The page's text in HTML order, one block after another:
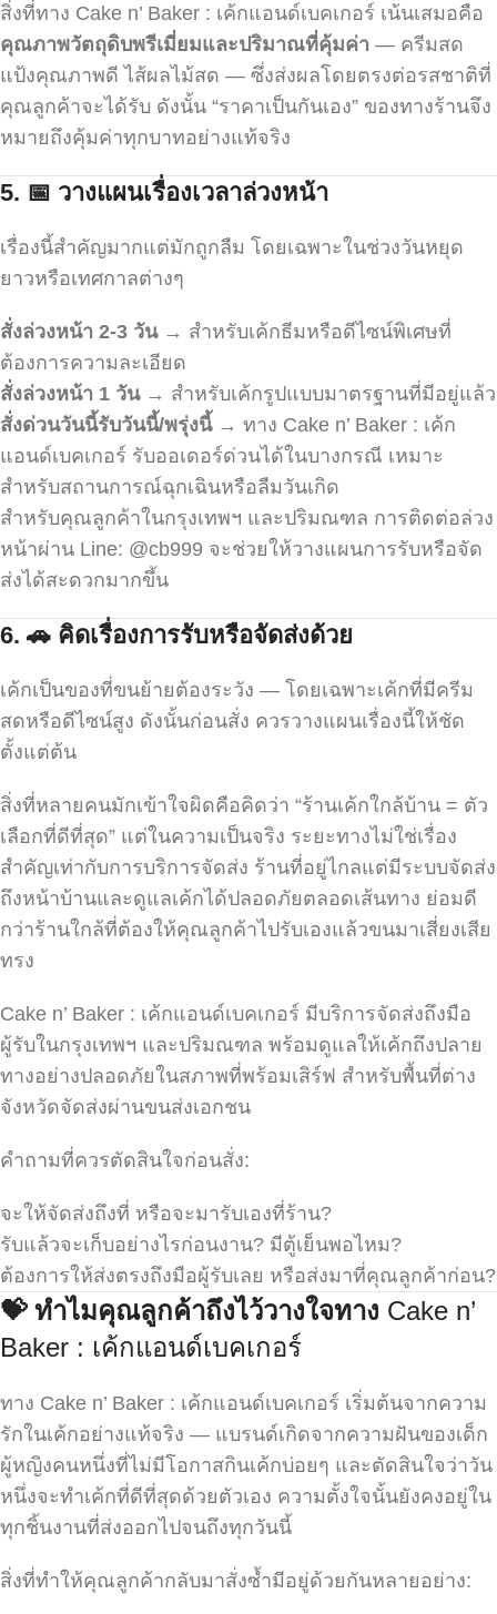
สิ่งที่ทาง Cake n’ Baker : เค้กแอนด์เบคเกอร์ เน้นเสมอคือ
คุณภาพวัตถุดิบพรีเมี่ยมและปริมาณที่คุ้มค่า — ครีมสด
แป้งคุณภาพดี ไส้ผลไม้สด — ซึ่งส่งผลโดยตรงต่อรสชาติที่
คุณลูกค้าจะได้รับ ดังนั้น “ราคาเป็นกันเอง” ของทางร้านจึง
หมายถึงคุ้มค่าทุกบาทอย่างแท้จริง
5. 📅 วางแผนเรื่องเวลาล่วงหน้า
เรื่องนี้สำคัญมากแต่มักถูกลืม โดยเฉพาะในช่วงวันหยุด
ยาวหรือเทศกาลต่างๆ
สั่งล่วงหน้า 2-3 วัน→ สำหรับเค้กธีมหรือดีไซน์พิเศษที่
ต้องการความละเอียด
สั่งล่วงหน้า 1 วัน→ สำหรับเค้กรูปแบบมาตรฐานที่มีอยู่แล้ว
สั่งด่วนวันนี้รับวันนี้/พรุ่งนี้→ ทาง Cake n’ Baker : เค้ก
แอนด์เบคเกอร์ รับออเดอร์ด่วนได้ในบางกรณี เหมาะ
สำหรับสถานการณ์ฉุกเฉินหรือลืมวันเกิด
สำหรับคุณลูกค้าในกรุงเทพฯ และปริมณฑล การติดต่อล่วง
หน้าผ่าน Line: @cb999 จะช่วยให้วางแผนการรับหรือจัด
ส่งได้สะดวกมากขึ้น
6. 🚗 คิดเรื่องการรับหรือจัดส่งด้วย
เค้กเป็นของที่ขนย้ายต้องระวัง — โดยเฉพาะเค้กที่มีครีม
สดหรือดีไซน์สูง ดังนั้นก่อนสั่ง ควรวางแผนเรื่องนี้ให้ชัด
ตั้งแต่ต้น
สิ่งที่หลายคนมักเข้าใจผิดคือคิดว่า “ร้านเค้กใกล้บ้าน = ตัว
เลือกที่ดีที่สุด” แต่ในความเป็นจริง ระยะทางไม่ใช่เรื่อง
สำคัญเท่ากับการบริการจัดส่ง ร้านที่อยู่ไกลแต่มีระบบจัดส่ง
ถึงหน้าบ้านและดูแลเค้กได้ปลอดภัยตลอดเส้นทาง ย่อมดี
กว่าร้านใกล้ที่ต้องให้คุณลูกค้าไปรับเองแล้วขนมาเสี่ยงเสีย
ทรง
Cake n’ Baker : เค้กแอนด์เบคเกอร์ มีบริการจัดส่งถึงมือ
ผู้รับในกรุงเทพฯ และปริมณฑล พร้อมดูแลให้เค้กถึงปลาย
ทางอย่างปลอดภัยในสภาพที่พร้อมเสิร์ฟ สำหรับพื้นที่ต่าง
จังหวัดจัดส่งผ่านขนส่งเอกชน
คำถามที่ควรตัดสินใจก่อนสั่ง:
จะให้จัดส่งถึงที่ หรือจะมารับเองที่ร้าน?
รับแล้วจะเก็บอย่างไรก่อนงาน? มีตู้เย็นพอไหม?
ต้องการให้ส่งตรงถึงมือผู้รับเลย หรือส่งมาที่คุณลูกค้าก่อน?
💝 ทำไมคุณลูกค้าถึงไว้วางใจทาง Cake n’
Baker : เค้กแอนด์เบคเกอร์
ทาง Cake n’ Baker : เค้กแอนด์เบคเกอร์ เริ่มต้นจากความ
รักในเค้กอย่างแท้จริง — แบรนด์เกิดจากความฝันของเด็ก
ผู้หญิงคนหนึ่งที่ไม่มีโอกาสกินเค้กบ่อยๆ และตัดสินใจว่าวัน
หนึ่งจะทำเค้กที่ดีที่สุดด้วยตัวเอง ความตั้งใจนั้นยังคงอยู่ใน
ทุกชิ้นงานที่ส่งออกไปจนถึงทุกวันนี้
สิ่งที่ทำให้คุณลูกค้ากลับมาสั่งซ้ำมีอยู่ด้วยกันหลายอย่าง: